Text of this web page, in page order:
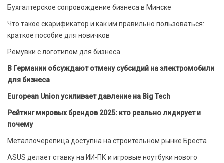
Бухгалтерское сопровождение бизнеса в Минске
Что такое скарификатор и как им правильно пользоваться:
краткое пособие для новичков
Ремувки с логотипом для бизнеса
В Германии обсуждают отмену субсидий на электромобили
для бизнеса
European Union усиливает давление на Big Tech
Рейтинг мировых брендов 2025: кто реально лидирует и
почему
Металлочерепица доступна на строительном рынке Бреста
ASUS делает ставку на ИИ-ПК и игровые ноутбуки нового